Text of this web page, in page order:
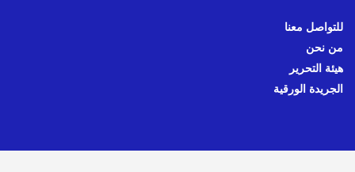
للتواصل معنا
من نحن
هيئة التحرير
الجريدة الورقية